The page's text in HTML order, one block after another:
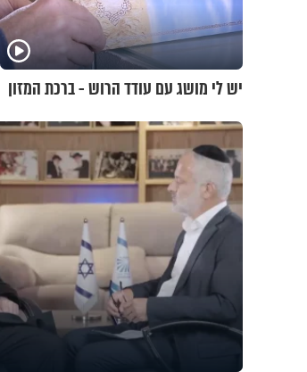
יש לי מושג עם עודד הרוש - ברכת המזון